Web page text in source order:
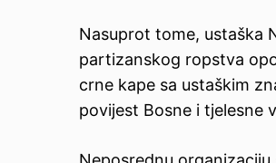
Nasuprot tome, ustaška
partizanskog ropstva
crne kape sa ustaškim
povijest Bosne i tjelesne